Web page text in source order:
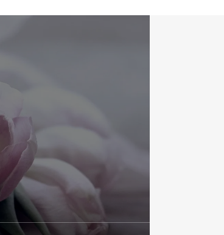
アクセス
ACCESS